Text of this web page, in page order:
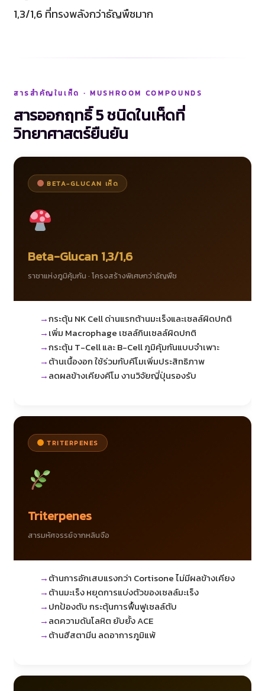
1,3/1,6 ที่ทรงพลังกว่าธัญพืชมาก
สารสำคัญในเห็ด · MUSHROOM COMPOUNDS
สารออกฤทธิ์ 5 ชนิดในเห็ดที่
วิทยาศาสตร์ยืนยัน
BETA-GLUCAN เห็ด
Beta-Glucan 1,3/1,6
ราชาแห่งภูมิคุ้มกัน · โครงสร้างพิเศษกว่าธัญพืช
กระตุ้น NK Cell ด่านแรกต้านมะเร็งและเซลล์ผิดปกติ
เพิ่ม Macrophage เซลล์กินเซลล์ผิดปกติ
กระตุ้น T-Cell และ B-Cell ภูมิคุ้มกันแบบจำเพาะ
ต้านเนื้องอก ใช้ร่วมกับคีโมเพิ่มประสิทธิภาพ
ลดผลข้างเคียงคีโม งานวิจัยญี่ปุ่นรองรับ
TRITERPENES
Triterpenes
สารมหัศจรรย์จากหลินจือ
ต้านการอักเสบแรงกว่า Cortisone ไม่มีผลข้างเคียง
ต้านมะเร็ง หยุดการแบ่งตัวของเซลล์มะเร็ง
ปกป้องตับ กระตุ้นการฟื้นฟูเซลล์ตับ
ลดความดันโลหิต ยับยั้ง ACE
ต้านฮีสตามีน ลดอาการภูมิแพ้